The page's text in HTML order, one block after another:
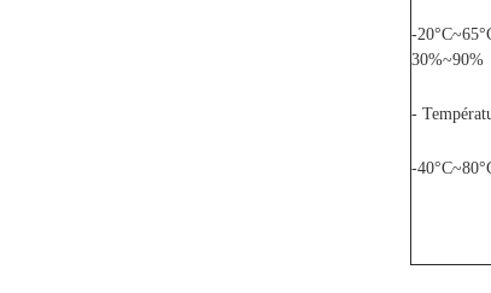
-
30%~90%
-
-